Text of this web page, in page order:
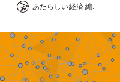
あたらしい経済 編集部